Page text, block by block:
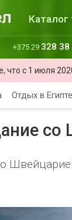
Каталог
+375 29 328 38
с 1 июля
Отдых в Египте
со